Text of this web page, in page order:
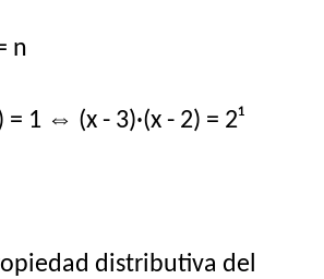
n
= 1 ⇔ (x - 3)·(x - 2) = 2¹
distributiva del